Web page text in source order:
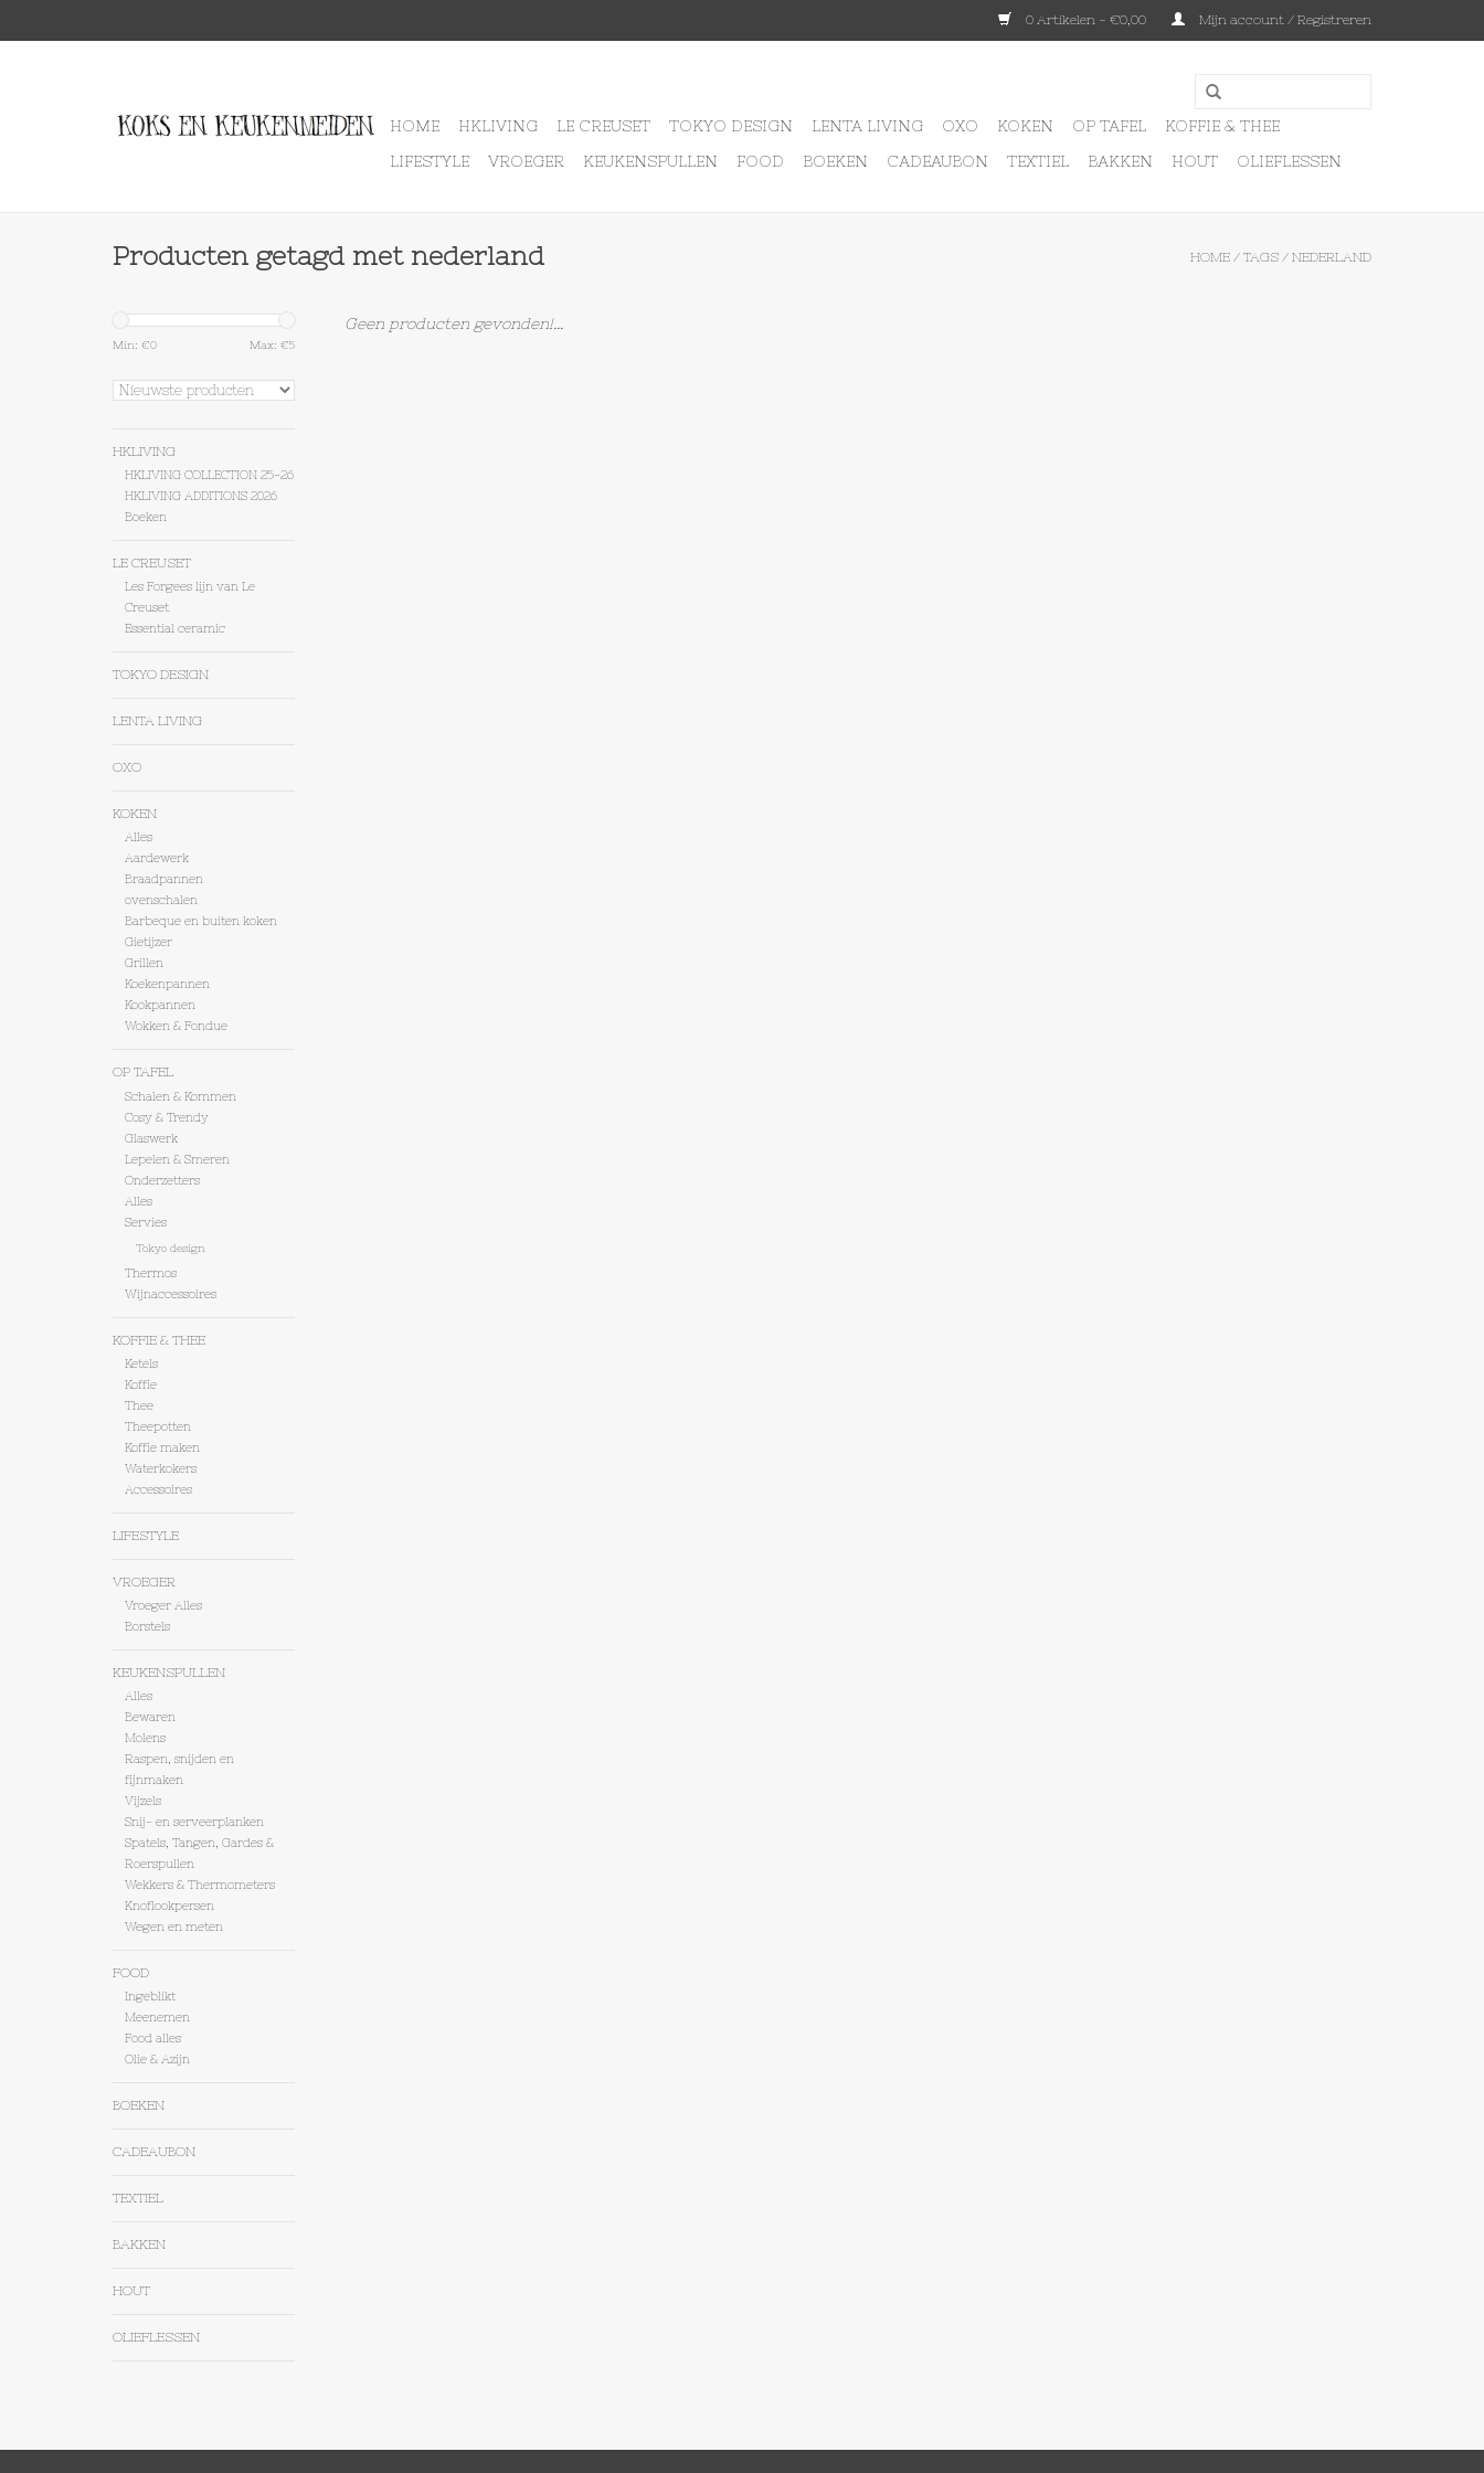
0 Artikelen - €0,00 Mijn account / Registreren
HOME HKLIVING LE CREUSET TOKYO DESIGN LENTA LIVING OXO KOKEN OP TAFEL
KOFFIE & THEE
LIFESTYLE
VROEGER KEUKENSPULLEN FOOD BOEKEN CADEAUBON TEXTIEL BAKKEN HOUT OLIEFLESSEN
Producten getagd met nederland HOME / TAGS / NEDERLAND
Min: €0 Max: €5
HKLIVING
HKLIVING COLLECTION 25-26
HKLIVING ADDITIONS 2026
Boeken
LE CREUSET
Les Forgees lijn van Le
Creuset
Essential ceramic
TOKYO DESIGN
LENTA LIVING
OXO
KOKEN
Alles
Aardewerk
Braadpannen
ovenschalen
Barbeque en buiten koken
Gietijzer
Grillen
Koekenpannen
Kookpannen
Wokken & Fondue
OP TAFEL
Schalen & Kommen
Cosy & Trendy
Glaswerk
Lepelen & Smeren
Onderzetters
Alles
Servies
Tokyo design
Thermos
Wijnaccessoires
KOFFIE & THEE
Ketels
Koffie
Thee
Theepotten
Koffie maken
Waterkokers
Accessoires
LIFESTYLE
VROEGER
Vroeger Alles
Borstels
KEUKENSPULLEN
Alles
Bewaren
Molens
Raspen, snijden en
fijnmaken
Vijzels
Snij- en serveerplanken
Spatels, Tangen, Gardes &
Roerspullen
Wekkers & Thermometers
Knoflookpersen
Wegen en meten
FOOD
Ingeblikt
Meenemen
Food alles
Olie & Azijn
BOEKEN
CADEAUBON
TEXTIEL
BAKKEN
HOUT
OLIEFLESSEN
Geen producten gevonden!...